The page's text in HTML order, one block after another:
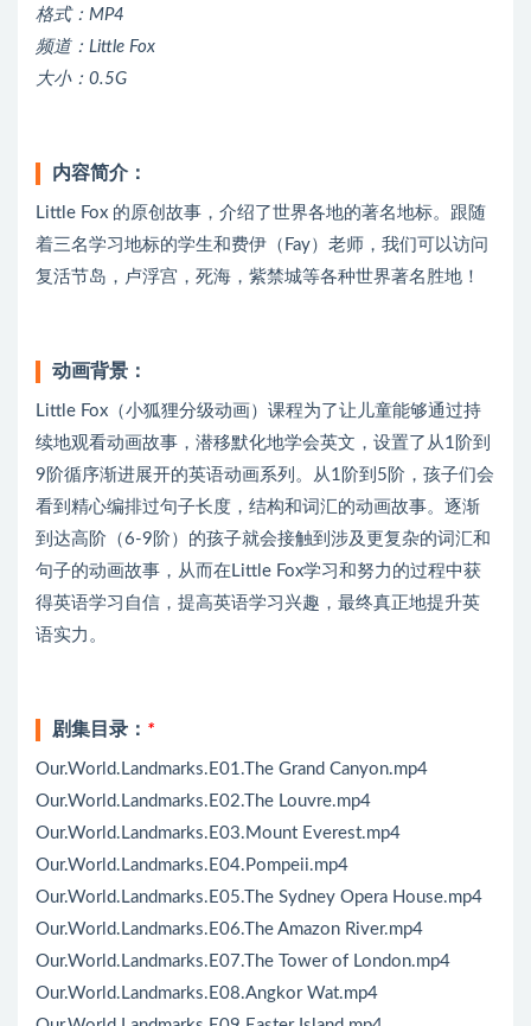
格式：MP4
频道：Little Fox
大小：0.5G
内容简介：
Little Fox 的原创故事，介绍了世界各地的著名地标。跟随
着三名学习地标的学生和费伊（Fay）老师，我们可以访问
复活节岛，卢浮宫，死海，紫禁城等各种世界著名胜地！
动画背景：
Little Fox（小狐狸分级动画）课程为了让儿童能够通过持
续地观看动画故事，潜移默化地学会英文，设置了从1阶到
9阶循序渐进展开的英语动画系列。从1阶到5阶，孩子们会
看到精心编排过句子长度，结构和词汇的动画故事。逐渐
到达高阶（6-9阶）的孩子就会接触到涉及更复杂的词汇和
句子的动画故事，从而在Little Fox学习和努力的过程中获
得英语学习自信，提高英语学习兴趣，最终真正地提升英
语实力。
剧集目录： *
Our.World.Landmarks.E01.The Grand Canyon.mp4
Our.World.Landmarks.E02.The Louvre.mp4
Our.World.Landmarks.E03.Mount Everest.mp4
Our.World.Landmarks.E04.Pompeii.mp4
Our.World.Landmarks.E05.The Sydney Opera House.mp4
Our.World.Landmarks.E06.The Amazon River.mp4
Our.World.Landmarks.E07.The Tower of London.mp4
Our.World.Landmarks.E08.Angkor Wat.mp4